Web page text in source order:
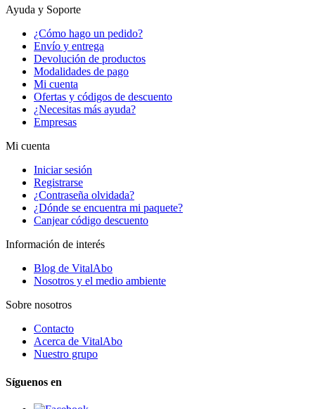
Ayuda y Soporte
¿Cómo hago un pedido?
Envío y entrega
Devolución de productos
Modalidades de pago
Mi cuenta
Ofertas y códigos de descuento
¿Necesitas más ayuda?
Empresas
Mi cuenta
Iniciar sesión
Registrarse
¿Contraseña olvidada?
¿Dónde se encuentra mi paquete?
Canjear código descuento
Información de interés
Blog de VitalAbo
Nosotros y el medio ambiente
Sobre nosotros
Contacto
Acerca de VitalAbo
Nuestro grupo
Síguenos en